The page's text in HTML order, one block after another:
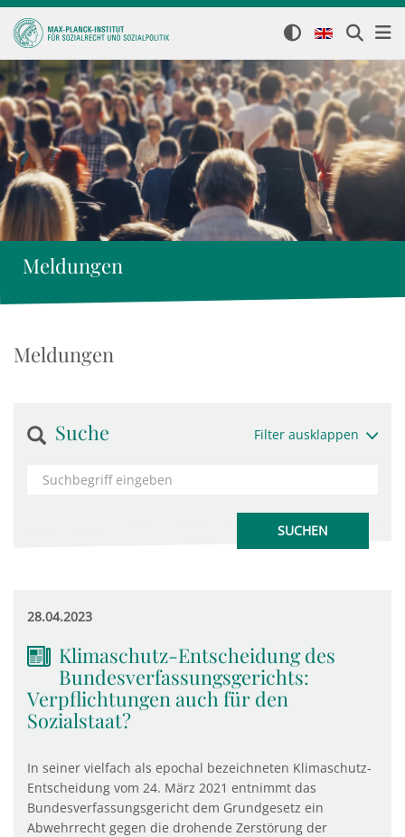
Meldungen
Meldungen
Suche Filter ausklappen
28.04.2023
Klimaschutz-Entscheidung des
Bundesverfassungsgerichts:
Verpflichtungen auch für den
Sozialstaat?
In seiner vielfach als epochal bezeichneten Klimaschutz-
Entscheidung vom 24. März 2021 entnimmt das
Bundesverfassungsgericht dem Grundgesetz ein
Abwehrrecht gegen die drohende Zerstörung der